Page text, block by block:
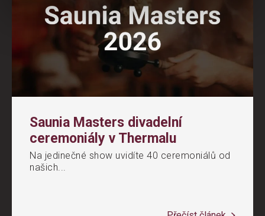
Saunia Masters divadelní
ceremoniály v Thermalu
Na jedinečné show uvidíte 40 ceremoniálů od
našich...